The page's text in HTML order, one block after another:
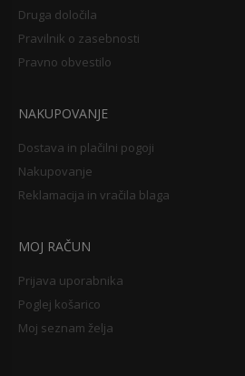
Druga določila
Pravilnik o zasebnosti
Pravno obvestilo
NAKUPOVANJE
Dostava in plačilni pogoji
Nakupovanje
Reklamacija in vračila blaga
MOJ RAČUN
Prijava uporabnika
Poglej košarico
Moj seznam želja